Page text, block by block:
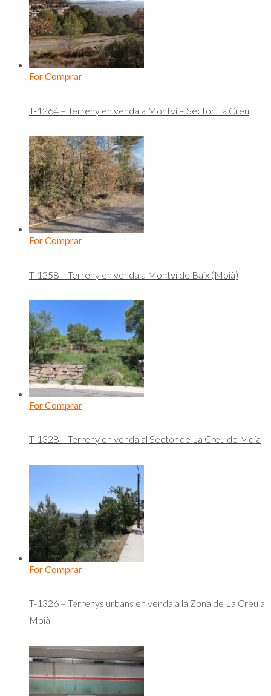
For Comprar
T-1264 – Terreny en venda a Montví – Sector La Creu
For Comprar
T-1258 – Terreny en venda a Montví de Baix (Moià)
For Comprar
T-1328 – Terreny en venda al Sector de La Creu de Moià
For Comprar
T-1326 – Terrenys urbans en venda a la Zona de La Creu a
Moià